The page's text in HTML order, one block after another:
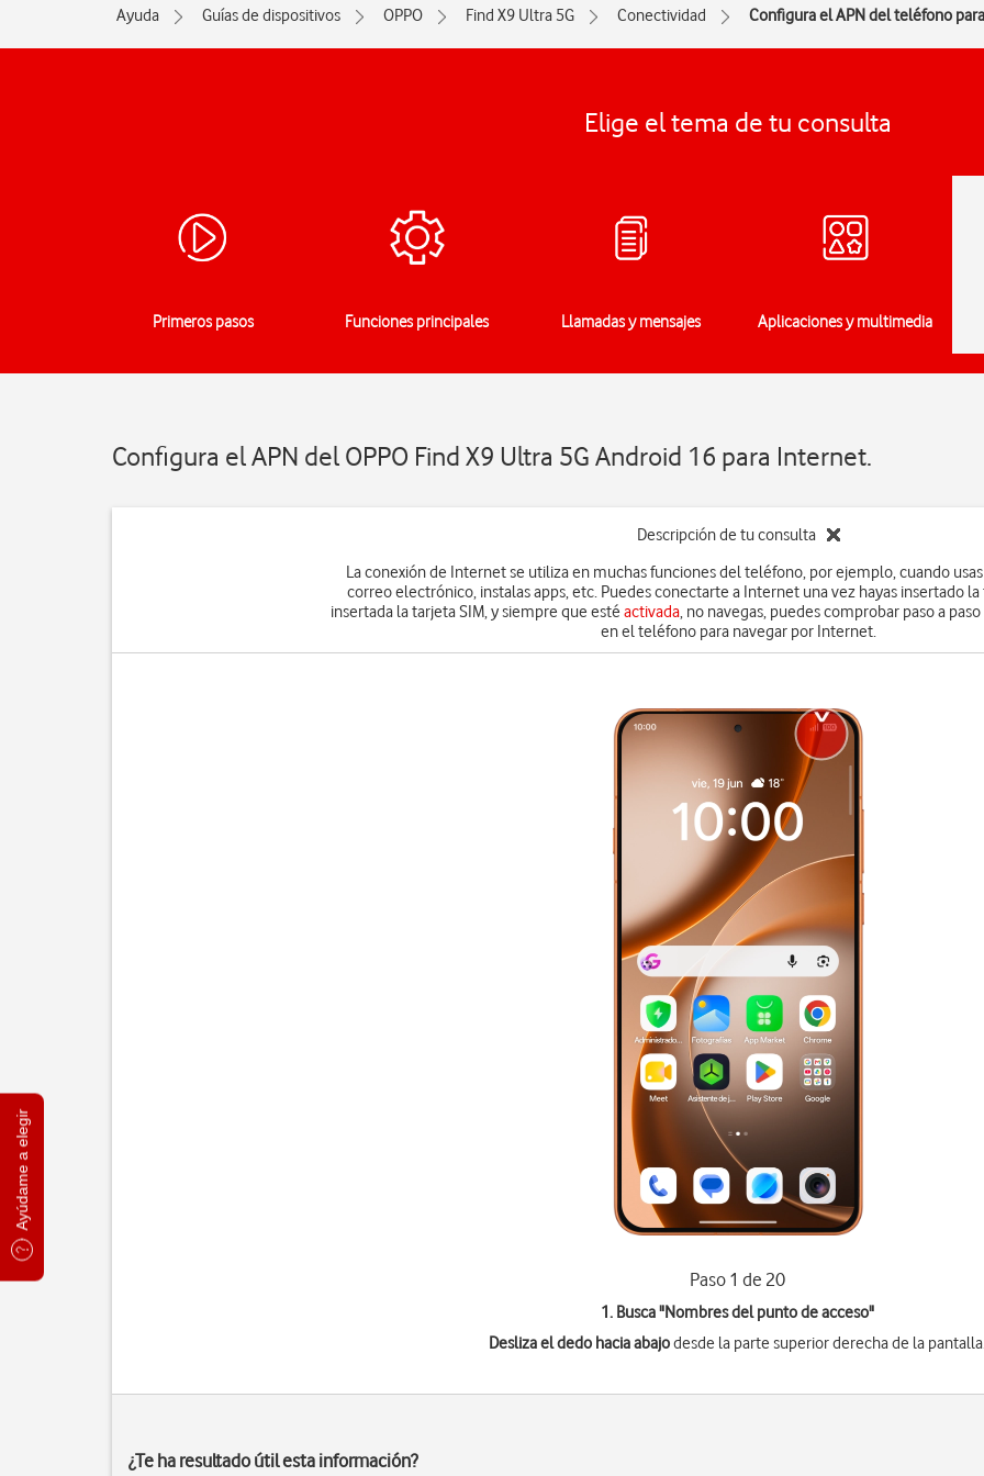
Ayúdame a elegir
Ayuda Guías de dispositivos OPPO Find X9 Ultra 5G Conectividad Configura el APN del teléfono
Elige el tema de tu consulta
Primeros pasos Funciones principales Llamadas y mensajes Aplicaciones y multimedia
Configura el APN del OPPO Find X9 Ultra 5G Android 16 para Internet.
Descripción de tu consulta
La conexión de Internet se utiliza en muchas funciones del teléfono, por ejemplo, cuando
correo electrónico, instalas apps, etc. Puedes conectarte a Internet una vez hayas insertado la
insertada la tarjeta SIM, y siempre que esté activada, no navegas, puedes comprobar paso a
en el teléfono para navegar por Internet.
Paso 1 de 20
1. Busca "Nombres del punto de acceso"
Desliza el dedo hacia abajodesde la parte superior derecha de la
¿Te ha resultado útil esta información?